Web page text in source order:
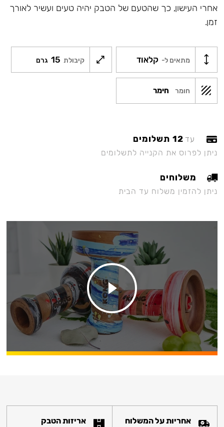
אחרי העישון, כך שהטעם של הטבק יהיה טעים ועשיר לאורך
זמן.
מתאים ל- קלאוד קיבולת 15 גרם
חומר חימר
עד 12 תשלומים
ניתן לפרוס את הקנייה לתשלומים
משלוחים
ניתן להזמין משלוח עד הבית
אחריות על המשלוח אריזות הטבק